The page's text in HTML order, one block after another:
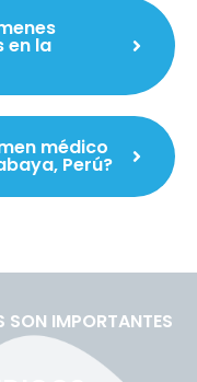
en la
médico
Perú?
SON IMPORTANTES